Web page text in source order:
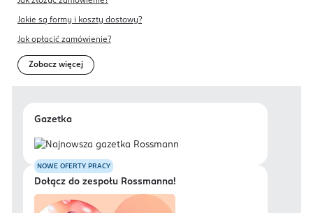
Jakie są formy i koszty dostawy?
Jak opłacić zamówienie?
Zobacz więcej
Gazetka
NOWE OFERTY PRACY
Dołącz do zespołu Rossmanna!